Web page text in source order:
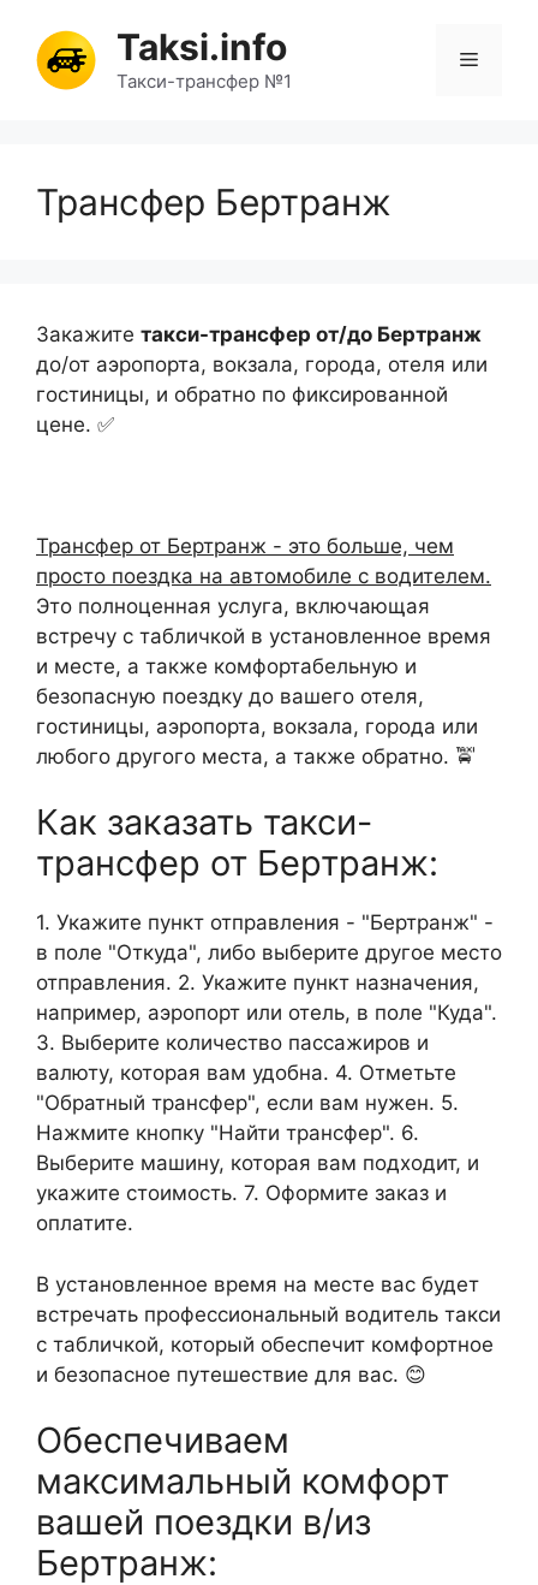
содержимому
Taksi.info
Такси-трансфер №1
Меню
Трансфер Бертранж
Закажите такси-трансфер от/до Бертранж
до/от аэропорта, вокзала, города, отеля или
гостиницы, и обратно по фиксированной
цене. ✅
Трансфер от Бертранж - это больше, чем
просто поездка на автомобиле с водителем.
Это полноценная услуга, включающая
встречу с табличкой в установленное время
и месте, а также комфортабельную и
безопасную поездку до вашего отеля,
гостиницы, аэропорта, вокзала, города или
любого другого места, а также обратно. 🚖
Как заказать такси-
трансфер от Бертранж:
1. Укажите пункт отправления - "Бертранж" -
в поле "Откуда", либо выберите другое место
отправления. 2. Укажите пункт назначения,
например, аэропорт или отель, в поле "Куда".
3. Выберите количество пассажиров и
валюту, которая вам удобна. 4. Отметьте
"Обратный трансфер", если вам нужен. 5.
Нажмите кнопку "Найти трансфер". 6.
Выберите машину, которая вам подходит, и
укажите стоимость. 7. Оформите заказ и
оплатите.
В установленное время на месте вас будет
встречать профессиональный водитель такси
с табличкой, который обеспечит комфортное
и безопасное путешествие для вас. 😊
Обеспечиваем
максимальный комфорт
вашей поездки в/из
Бертранж: